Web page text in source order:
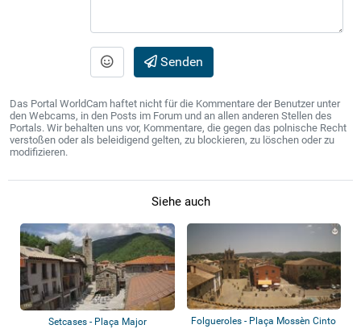
Senden
Das Portal WorldCam haftet nicht für die Kommentare der Benutzer unter
den Webcams, in den Posts im Forum und an allen anderen Stellen des
Portals. Wir behalten uns vor, Kommentare, die gegen das polnische Recht
verstoßen oder als beleidigend gelten, zu blockieren, zu löschen oder zu
modifizieren.
Siehe auch
Setcases - Plaça Major
Folgueroles - Plaça Mossèn Cinto